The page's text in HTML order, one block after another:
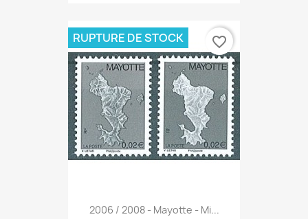
2006 / 2008 - Mayotte - Mi...
RUPTURE DE STOCK favorite_border